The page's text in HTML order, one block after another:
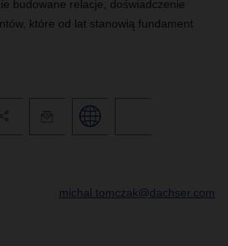
budowane relacje, doświadczenie
które od lat stanowią fundament
michal.tomczak@dachser.com